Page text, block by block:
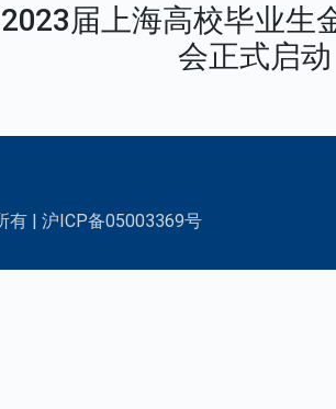
届上海高校毕业生
会正式启动
有 | 沪ICP备05003369号